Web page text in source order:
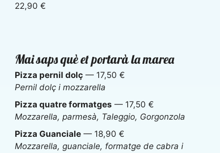
22,90 €
Mai saps què et portarà la marea
Pizza pernil dolç — 17,50 €
Pernil dolç i mozzarella
Pizza quatre formatges — 17,50 €
Mozzarella, parmesà, Taleggio, Gorgonzola
Pizza Guanciale — 18,90 €
Mozzarella, guanciale, formatge de cabra i